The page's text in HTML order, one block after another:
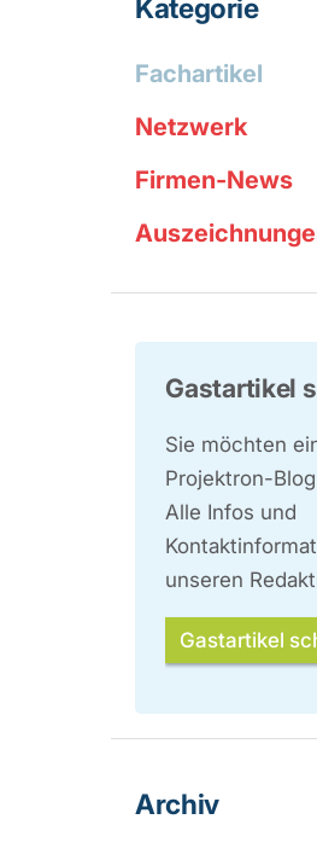
Kategorie
Fachartikel
Netzwerk
Firmen-News
Gastartikel
Sie möchten
Projektron-
Alle Infos und
unseren
Gastartikel
Archiv